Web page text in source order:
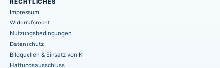
RECHTLICHES
Impressum
Widerrufsrecht
Nutzungsbedingungen
Datenschutz
Bildquellen & Einsatz von KI
Haftungsausschluss